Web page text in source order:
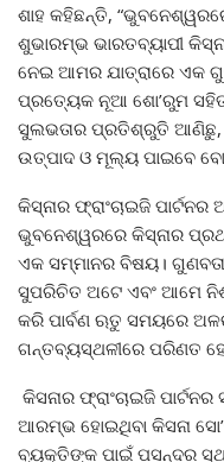
ଶାହ କହିଛନ୍ତି,
ଶୁଭାରମ୍ଭ ଭାରତବ୍ୟାପୀ
ନେଇ ଆମର ଯାତ୍ରାରେ ଏକ
ପ୍ରତ୍ୟେକ ନୂଆ ଶୋ’ରୁମ
ସୁଲଭତାର ପ୍ରତିଶ୍ରୁତି ଆଣିଛୁ,
ଉତ୍ପାଦ ଓ ମୂଲ୍ୟ ପାଇବେ
କିସ୍‌ନାର ଫ୍ରାଂଚାଇଜି
ଭୁବନେଶ୍ୱରରେ କିସ୍‌ନାର
ଏକ ସମ୍ମାନର ବିଷୟ।
ସୁପରିଚିତ ଅଟେ ଏବଂ ଆମେ
କରି ପାର୍ବଣ ଋତୁ ସମୟରେ
ଗନ୍ତବ୍ୟସ୍ଥଳୀରେ ପରିଣତ
କିସନାର ଫ୍ରାଂଚାଇଜି
ଆରମ୍ଭ ହୋଇଥିବା କିସନା
ବ୍ୟକ୍ତିଙ୍କ ପାଇଁ ପସନ୍ଦର